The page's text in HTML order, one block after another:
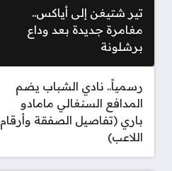
تير شتيغن إلى أياكس..
مغامرة جديدة بعد وداع
برشلونة
رسمياً.. نادي الشباب يضم
المدافع السنغالي مامادو
باري (تفاصيل الصفقة وأرقام
اللاعب)